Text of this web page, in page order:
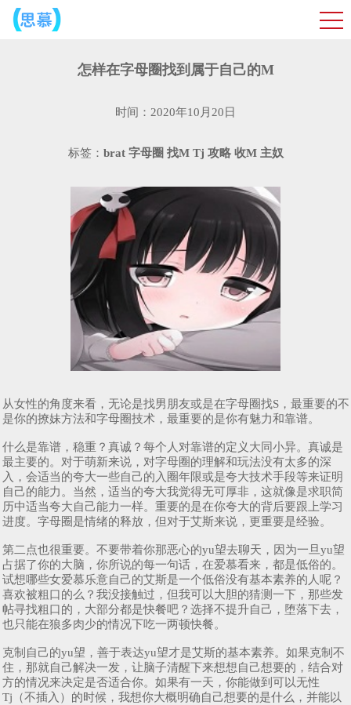
怎样在字母圈找到属于自己的M
时间：2020年10月20日
标签： brat 字母圈 找M Tj 攻略 收M 主奴
从女性的角度来看，无论是找男朋友或是在字母圈找S，最重要的不
是你的撩妹方法和字母圈技术，最重要的是你有魅力和靠谱。
什么是靠谱，稳重？真诚？每个人对靠谱的定义大同小异。真诚是
最主要的。对于萌新来说，对字母圈的理解和玩法没有太多的深
入，会适当的夸大一些自己的入圈年限或是夸大技术手段等来证明
自己的能力。当然，适当的夸大我觉得无可厚非，这就像是求职简
历中适当夸大自己能力一样。重要的是在你夸大的背后要跟上学习
进度。字母圈是情绪的释放，但对于艾斯来说，更重要是经验。
第二点也很重要。不要带着你那恶心的yu望去聊天，因为一旦yu望
占据了你的大脑，你所说的每一句话，在爱慕看来，都是低俗的。
试想哪些女爱慕乐意自己的艾斯是一个低俗没有基本素养的人呢？
喜欢被粗口的么？我没接触过，但我可以大胆的猜测一下，那些发
帖寻找粗口的，大部分都是快餐吧？选择不提升自己，堕落下去，
也只能在狼多肉少的情况下吃一两顿快餐。
克制自己的yu望，善于表达yu望才是艾斯的基本素养。如果克制不
住，那就自己解决一发，让脑子清醒下来想想自己想要的，结合对
方的情况来决定是否适合你。如果有一天，你能做到可以无性
Tj（不插入）的时候，我想你大概明确自己想要的是什么，并能以